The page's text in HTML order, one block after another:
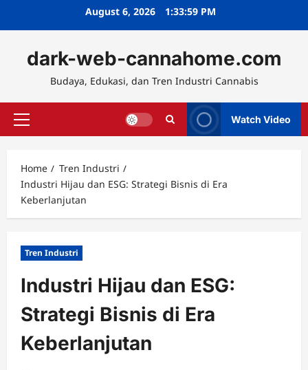
August 6, 2026 1:34:01 PM
dark-web-cannahome.com
Budaya, Edukasi, dan Tren Industri Cannabis
Primary
Watch Video
Home
Tren Industri
Industri Hijau dan ESG: Strategi Bisnis di Era
Keberlanjutan
Tren Industri
Industri Hijau dan ESG:
Strategi Bisnis di Era
Keberlanjutan